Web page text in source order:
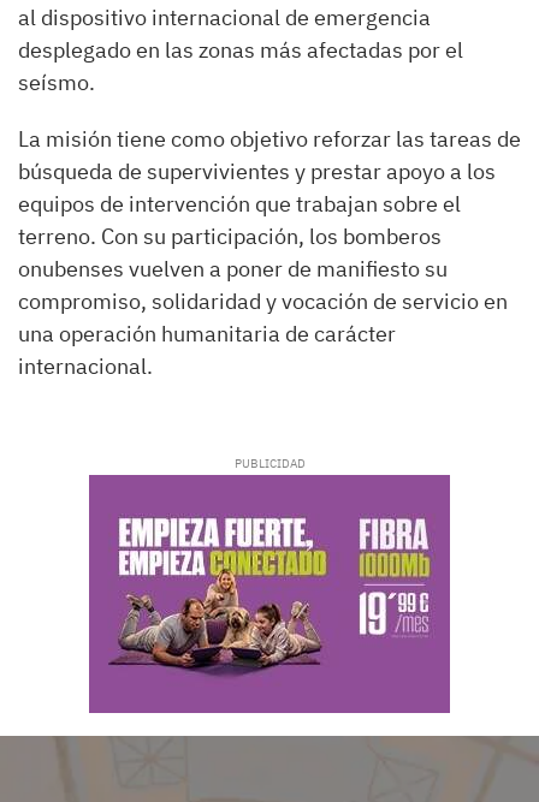
al dispositivo internacional de emergencia
desplegado en las zonas más afectadas por el
seísmo.
La misión tiene como objetivo reforzar las tareas de
búsqueda de supervivientes y prestar apoyo a los
equipos de intervención que trabajan sobre el
terreno. Con su participación, los bomberos
onubenses vuelven a poner de manifiesto su
compromiso, solidaridad y vocación de servicio en
una operación humanitaria de carácter
internacional.